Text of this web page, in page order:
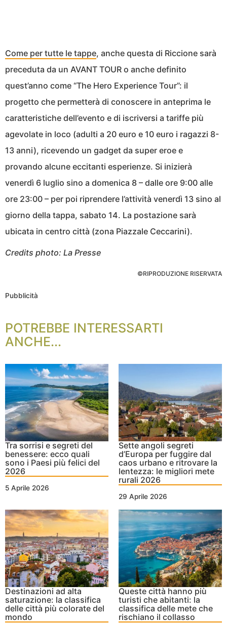
Come per tutte le tappe, anche questa di Riccione sarà
preceduta da un AVANT TOUR o anche definito
quest’anno come “The Hero Experience Tour”: il
progetto che permetterà di conoscere in anteprima le
caratteristiche dell’evento e di iscriversi a tariffe più
agevolate in loco (adulti a 20 euro e 10 euro i ragazzi 8-
13 anni), ricevendo un gadget da super eroe e
provando alcune eccitanti esperienze. Si inizierà
venerdì 6 luglio sino a domenica 8 – dalle ore 9:00 alle
ore 23:00 – per poi riprendere l’attività venerdì 13 sino al
giorno della tappa, sabato 14. La postazione sarà
ubicata in centro città (zona Piazzale Ceccarini).
Credits photo: La Presse
©RIPRODUZIONE RISERVATA
Pubblicità
POTREBBE INTERESSARTI
ANCHE...
Tra sorrisi e segreti del
benessere: ecco quali
sono i Paesi più felici del
2026
5 Aprile 2026
Sette angoli segreti
d’Europa per fuggire dal
caos urbano e ritrovare la
lentezza: le migliori mete
rurali 2026
29 Aprile 2026
Destinazioni ad alta
saturazione: la classifica
delle città più colorate del
mondo
Queste città hanno più
turisti che abitanti: la
classifica delle mete che
rischiano il collasso